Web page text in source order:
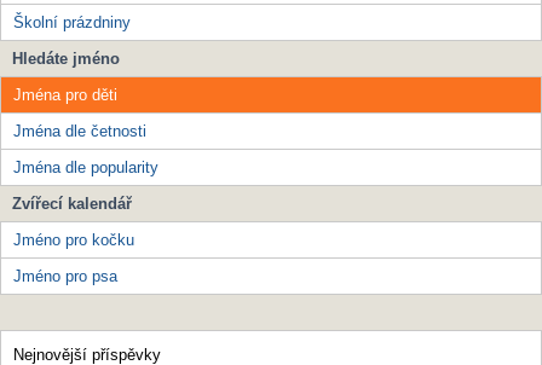
Školní prázdniny
Hledáte jméno
Jména pro děti
Jména dle četnosti
Jména dle popularity
Zvířecí kalendář
Jméno pro kočku
Jméno pro psa
Nejnovější příspěvky